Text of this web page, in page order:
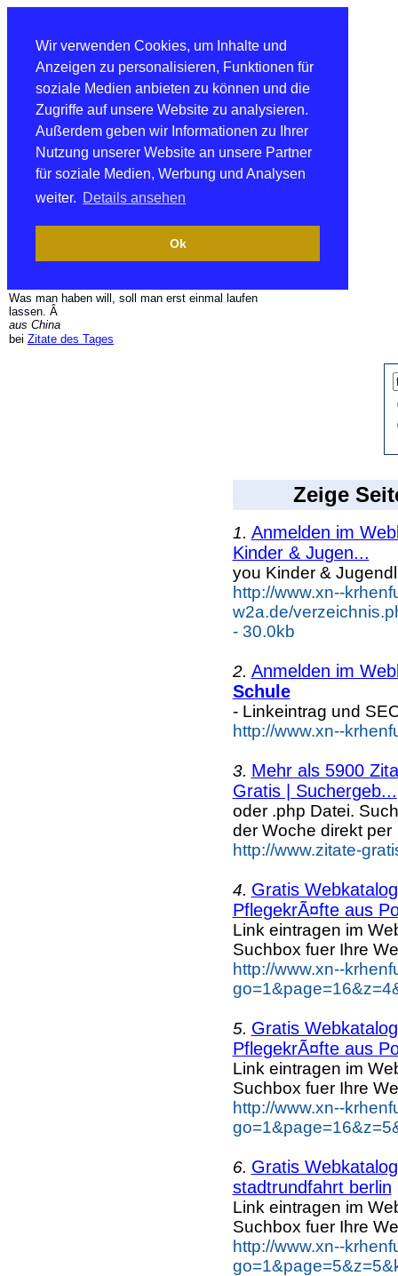
Wir verwenden Cookies, um Inhalte und
Anzeigen zu personalisieren, Funktionen für
soziale Medien anbieten zu können und die
Zugriffe auf unsere Website zu analysieren.
Außerdem geben wir Informationen zu Ihrer
Nutzung unserer Website an unsere Partner
für soziale Medien, Werbung und Analysen
weiter. Details ansehen
Ok
Was man haben will, soll man erst einmal laufen
lassen. Â
aus China
bei Zitate des Tages
Zeige
1. Anmelden im
Kinder & Jugen...
you Kinder &
http://www.xn--
w2a.de/
- 30.0kb
2. Anmelden im
Schule
- Linkeintrag und
http://www.xn--
3. Mehr als 5900
Gratis | Suchergeb...
oder .php Datei.
der Woche direkt per
http://www.zitate-
4. Gratis
PflegekrÃ¤fte aus
Link eintragen im
Suchbox fuer Ihre
http://www.xn--
5. Gratis
PflegekrÃ¤fte aus
Link eintragen im
Suchbox fuer Ihre
http://www.xn--
6. Gratis
stadtrundfahrt berlin
Link eintragen im
Suchbox fuer Ihre
http://www.xn--